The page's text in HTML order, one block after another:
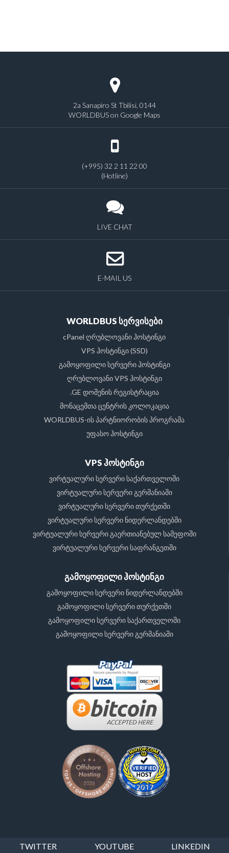
2a Sanapiro St Tbilisi, 0144
WORLDBUS on Google Maps
(+995) 32 2 11 22 00
(Hotline)
LIVE CHAT
E-MAIL US
WORLDBUS სერვისები
cPanel ღრუბლოვანი ჰოსტინგი
VPS ჰოსტინგი (SSD)
გამოყოფილი სერვერი ჰოსტინგი
ღრუბლოვანი VPS ჰოსტინგი
.GE დომენის რეგისტრაცია
მონაცემთა ცენტრის კოლოკაცია
WORLDBUS-ის პარტნიორობის პროგრამა
უფასო ჰოსტინგი
VPS ჰოსტინგი
ვირტუალური სერვერი საქართველოში
ვირტუალური სერვერი გერმანიაში
ვირტუალური სერვერი თურქეთში
ვირტუალური სერვერი ნიდერლანდებში
ვირტუალური სერვერი გაერთიანებულ სამეფოში
ვირტუალური სერვერი საფრანგეთში
გამოყოფილი ჰოსტინგი
გამოყოფილი სერვერი ნიდერლანდებში
გამოყოფილი სერვერი თურქეთში
გამოყოფილი სერვერი საქართველოში
გამოყოფილი სერვერი გერმანიაში
TWITTER YOUTUBE LINKEDIN